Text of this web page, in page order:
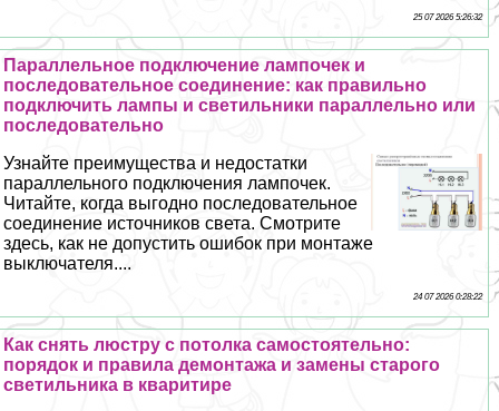
25 07 2026 5:26:32
Параллельное подключение лампочек и
последовательное соединение: как правильно
подключить лампы и светильники параллельно или
последовательно
Узнайте преимущества и недостатки
параллельного подключения лампочек.
Читайте, когда выгодно последовательное
соединение источников света. Смотрите
здесь, как не допустить ошибок при монтаже
выключателя....
24 07 2026 0:28:22
Как снять люстру с потолка самостоятельно:
порядок и правила демонтажа и замены старого
светильника в кваритире